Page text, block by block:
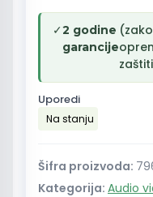
✓2 godine
garancije
Uporedi
Na stanju
Šifra proizvoda:
Kategorija: Audio